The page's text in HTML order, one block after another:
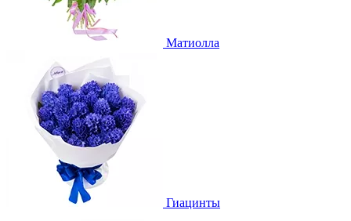
Матиолла
Гиацинты